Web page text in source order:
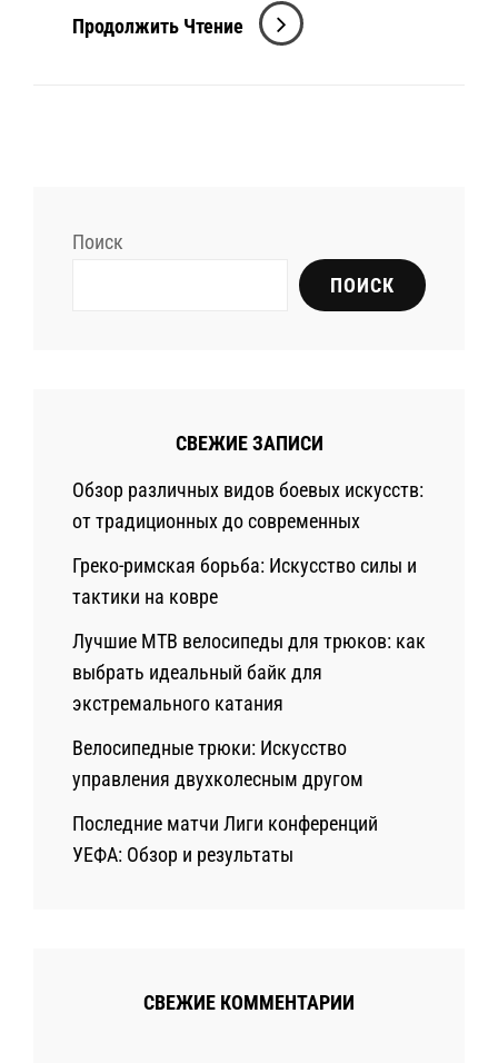
Продолжить Чтение Экстремальный
Спорт:
Поиск
ПОИСК
СВЕЖИЕ ЗАПИСИ
Обзор различных видов боевых искусств:
от традиционных до современных
Греко-римская борьба: Искусство силы и
тактики на ковре
Лучшие MTB велосипеды для трюков: как
выбрать идеальный байк для
экстремального катания
Велосипедные трюки: Искусство
управления двухколесным другом
Последние матчи Лиги конференций
УЕФА: Обзор и результаты
СВЕЖИЕ КОММЕНТАРИИ